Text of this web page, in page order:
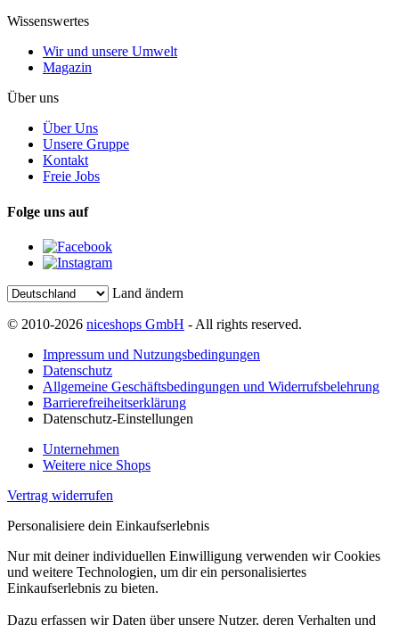
Wissenswertes
Wir und unsere Umwelt
Magazin
Über uns
Über Uns
Unsere Gruppe
Kontakt
Freie Jobs
Folge uns auf
Land ändern
© 2010-2026 niceshops GmbH - All rights reserved.
Impressum und Nutzungsbedingungen
Datenschutz
Allgemeine Geschäftsbedingungen und Widerrufsbelehrung
Barrierefreiheitserklärung
Datenschutz-Einstellungen
Unternehmen
Weitere nice Shops
Vertrag widerrufen
Personalisiere dein Einkaufserlebnis
Nur mit deiner individuellen Einwilligung verwenden wir Cookies
und weitere Technologien, um dir ein personalisiertes
Einkaufserlebnis zu bieten.
Dazu erfassen wir Daten über unsere Nutzer, deren Verhalten und